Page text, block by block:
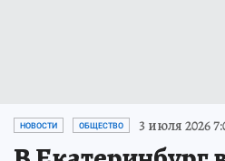
НОВОСТИ ОБЩЕСТВО 3 июля 2026